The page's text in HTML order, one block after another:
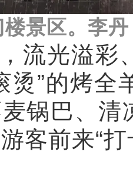
楼景区。李
流光溢彩
烫”的烤
麦锅巴、
客前来“打